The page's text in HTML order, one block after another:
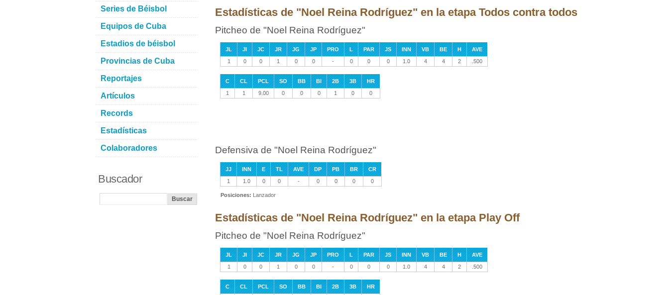
Estadísticas de "Noel Reina Rodríguez" en la etapa Todos contra todos
Pitcheo de "Noel Reina Rodríguez"
JL JI JC JR JG JP PRO L PAR JS INN VB BE H
AVE
1
0 0 1 0 0 - 0 0 0 1.0 4 4 2 .500
C CL PCL SO BB BI 2B 3B
HR
1
1 9.00 0 0 0 1 0 0
Defensiva de "Noel Reina Rodríguez"
JJ INN E TL AVE DP PB BR
CR
1
1.0 0 0 - 0 0 0 0
Posiciones: Lanzador
Estadísticas de "Noel Reina Rodríguez" en la etapa Play Off
Pitcheo de "Noel Reina Rodríguez"
JL JI JC JR JG JP PRO L PAR JS INN VB BE H
AVE
1
0 0 1 0 0 - 0 0 0 1.0 4 4 2 .500
C CL PCL SO BB BI 2B 3B
HR
Series de Béisbol
Equipos de Cuba
Estadios de béisbol
Provincias de Cuba
Reportajes
Artículos
Records
Estadísticas
Colaboradores
Buscador